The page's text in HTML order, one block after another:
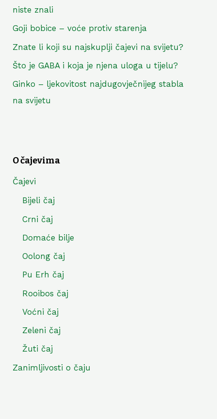
niste znali
Goji bobice – voće protiv starenja
Znate li koji su najskuplji čajevi na svijetu?
Što je GABA i koja je njena uloga u tijelu?
Ginko – ljekovitost najdugovječnijeg stabla
na svijetu
O čajevima
Čajevi
Bijeli čaj
Crni čaj
Domaće bilje
Oolong čaj
Pu Erh čaj
Rooibos čaj
Voćni čaj
Zeleni čaj
Žuti čaj
Zanimljivosti o čaju